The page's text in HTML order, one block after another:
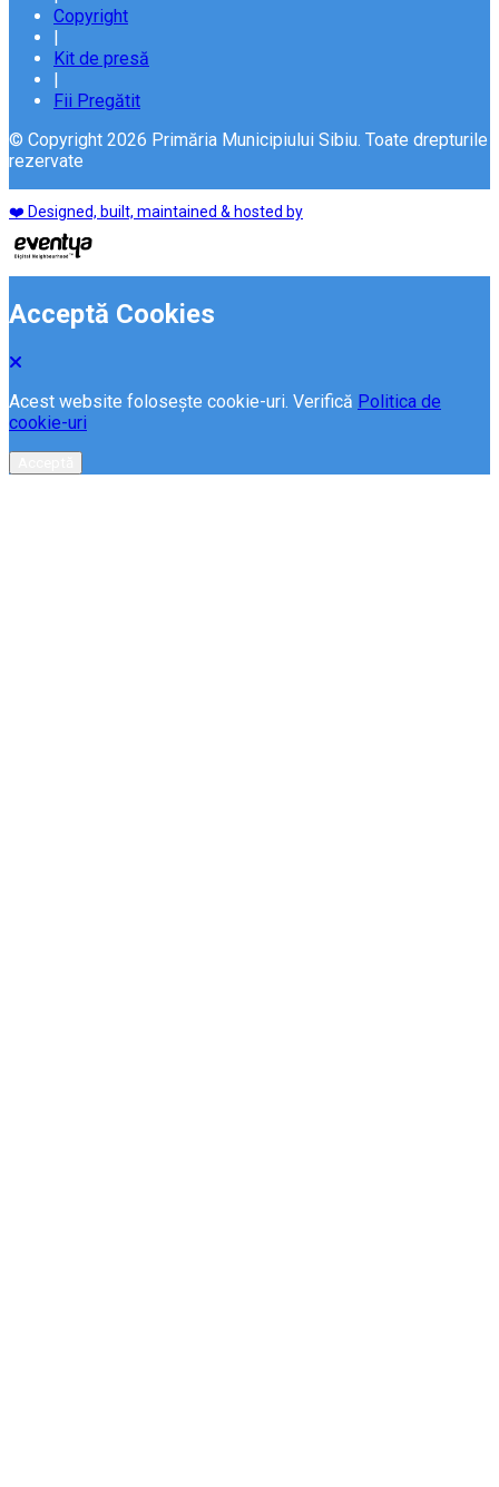
Copyright
Kit de presă
Fii Pregătit
© Copyright 2026 Primăria Municipiului Sibiu. Toate drepturile
rezervate
❤️ Designed, built, maintained & hosted by
Acceptă Cookies
Acest website folosește cookie-uri. Verifică Politica de
cookie-uri